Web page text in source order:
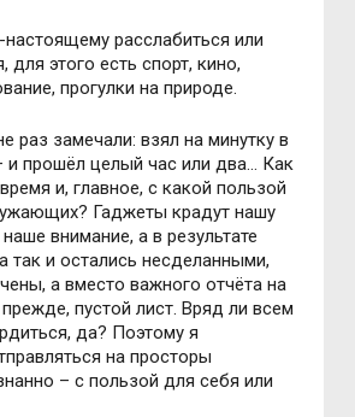
настоящему расслабиться или
для этого есть спорт, кино,
прогулки на природе.
раз замечали: взял на минутку в
и прошёл целый час или два… Как
и, главное, с какой пользой
Гаджеты крадут нашу
внимание, а в результате
так и остались несделанными,
а вместо важного отчёта на
пустой лист. Вряд ли всем
да? Поэтому я
на просторы
– с пользой для себя или